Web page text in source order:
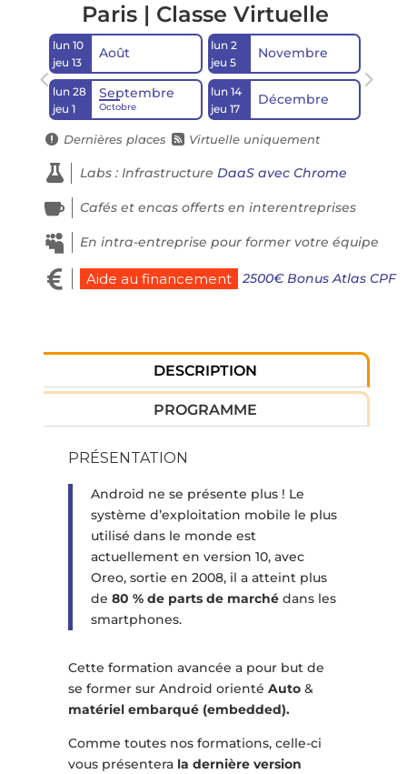
Paris | Classe Virtuelle
lun 10
jeu 13
Août
lun 28
jeu 1
Septembre
Octobre
lun 2
jeu 5
Novembre
lun 14
jeu 17
Décembre
 Dernières places  Virtuelle uniquement
 Labs : Infrastructure DaaS avec Chrome
 Cafés et encas offerts en interentreprises
 En intra-entreprise pour former votre équipe
 Aide au financement 2500€ Bonus Atlas CPF
DESCRIPTION
PROGRAMME
PRÉSENTATION
Android ne se présente plus ! Le
système d’exploitation mobile le plus
utilisé dans le monde est
actuellement en version 10, avec
Oreo, sortie en 2008, il a atteint plus
de 80 % de parts de marchédans les
smartphones.
Cette formation avancée a pour but de
se former sur Android orienté Auto&
matériel embarqué (embedded).
Comme toutes nos formations, celle-ci
vous présentera la dernière version